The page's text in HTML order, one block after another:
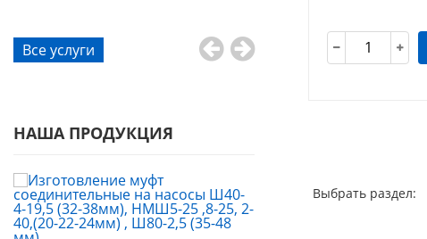
Все услуги
НАША ПРОДУКЦИЯ
Выбрать раздел: